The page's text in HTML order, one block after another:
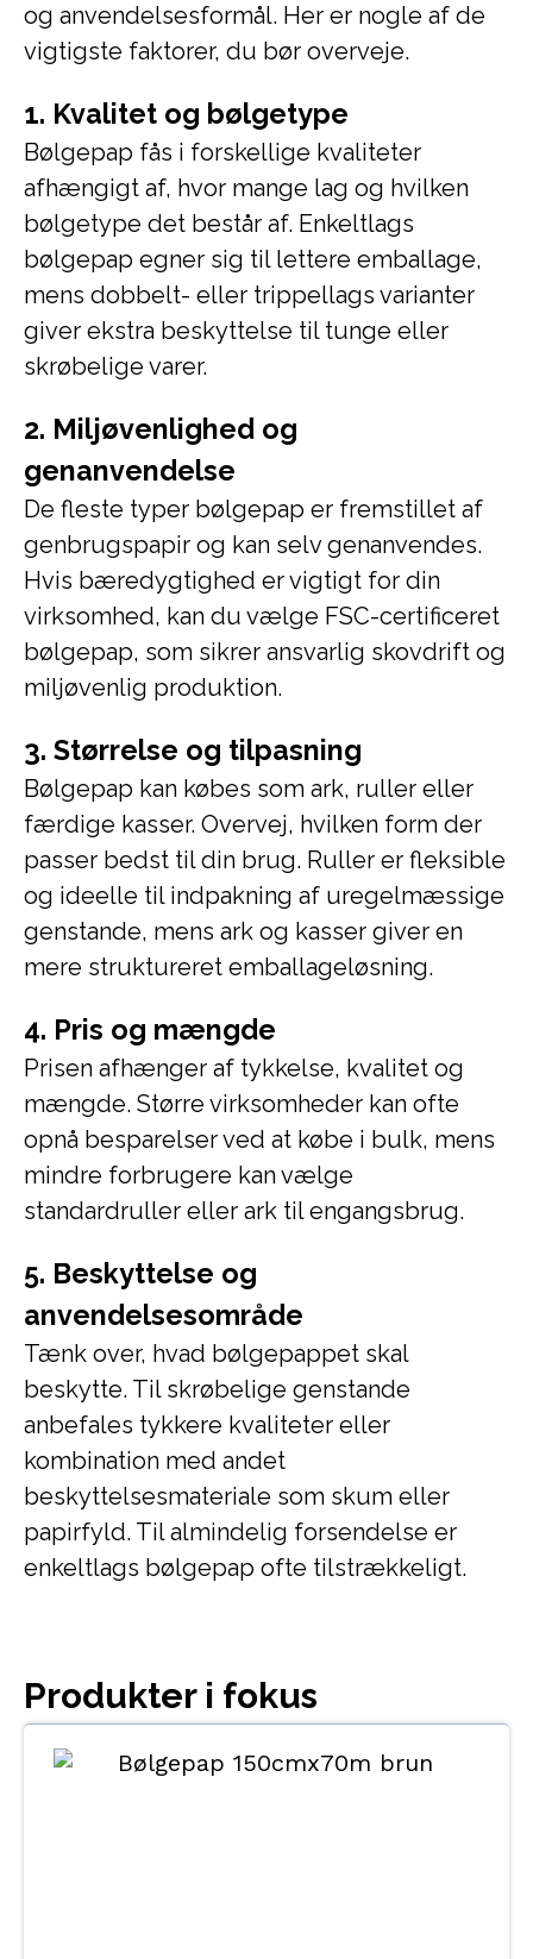
og anvendelsesformål. Her er nogle af de
vigtigste faktorer, du bør overveje.
1. Kvalitet og bølgetype
Bølgepap fås i forskellige kvaliteter
afhængigt af, hvor mange lag og hvilken
bølgetype det består af. Enkeltlags
bølgepap egner sig til lettere emballage,
mens dobbelt- eller trippellags varianter
giver ekstra beskyttelse til tunge eller
skrøbelige varer.
2. Miljøvenlighed og
genanvendelse
De fleste typer bølgepap er fremstillet af
genbrugspapir og kan selv genanvendes.
Hvis bæredygtighed er vigtigt for din
virksomhed, kan du vælge FSC-certificeret
bølgepap, som sikrer ansvarlig skovdrift og
miljøvenlig produktion.
3. Størrelse og tilpasning
Bølgepap kan købes som ark, ruller eller
færdige kasser. Overvej, hvilken form der
passer bedst til din brug. Ruller er fleksible
og ideelle til indpakning af uregelmæssige
genstande, mens ark og kasser giver en
mere struktureret emballageløsning.
4. Pris og mængde
Prisen afhænger af tykkelse, kvalitet og
mængde. Større virksomheder kan ofte
opnå besparelser ved at købe i bulk, mens
mindre forbrugere kan vælge
standardruller eller ark til engangsbrug.
5. Beskyttelse og
anvendelsesområde
Tænk over, hvad bølgepappet skal
beskytte. Til skrøbelige genstande
anbefales tykkere kvaliteter eller
kombination med andet
beskyttelsesmateriale som skum eller
papirfyld. Til almindelig forsendelse er
enkeltlags bølgepap ofte tilstrækkeligt.
Produkter i fokus